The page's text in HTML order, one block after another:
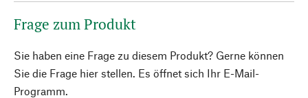
Frage zum Produkt
Sie haben eine Frage zu diesem Produkt? Gerne können
Sie die Frage hier stellen. Es öffnet sich Ihr E-Mail-
Programm.